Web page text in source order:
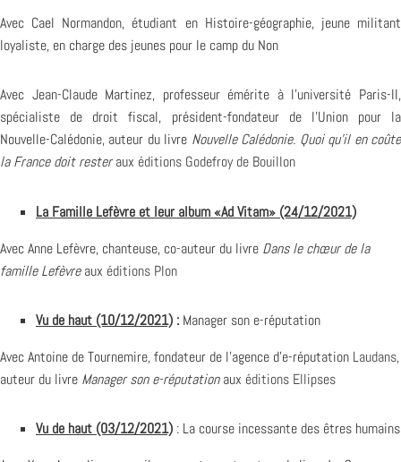
Avec Cael Normandon, étudiant en Histoire-géographie, jeune militant
loyaliste, en charge des jeunes pour le camp du Non
Avec Jean-Claude Martinez, professeur émérite à l’université Paris-II,
spécialiste de droit fiscal, président-fondateur de l’Union pour la
Nouvelle-Calédonie, auteur du livre Nouvelle Calédonie. Quoi qu’il en coûte
la France doit resteraux éditions Godefroy de Bouillon
La Famille Lefèvre et leur album «Ad Vitam» (24/12/2021)
Avec Anne Lefèvre, chanteuse, co-auteur du livre Dans le chœur de la
famille Lefèvreaux éditions Plon
Vu de haut (10/12/2021) : Manager son e-réputation
Avec Antoine de Tournemire, fondateur de l’agence d’e-réputation Laudans,
auteur du livre Manager son e-réputationaux éditions Ellipses
Vu de haut (03/12/2021) : La course incessante des êtres humains